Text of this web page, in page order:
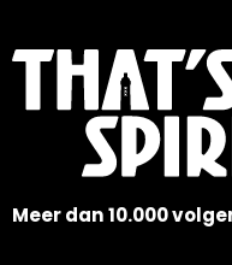
Meer dan 10.000